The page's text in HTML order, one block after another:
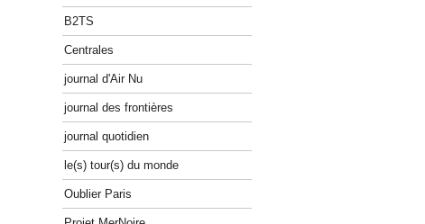
B2TS
Centrales
journal d'Air Nu
journal des frontières
journal quotidien
le(s) tour(s) du monde
Oublier Paris